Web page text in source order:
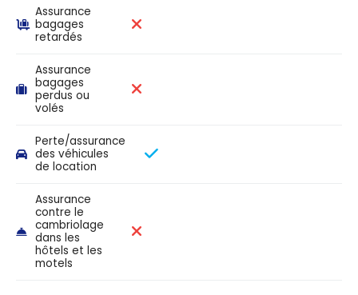
Assurance
bagages
retardés
Assurance
bagages
perdus ou
volés
Perte/assurance
des véhicules
de location
Assurance
contre le
cambriolage
dans les
hôtels et les
motels